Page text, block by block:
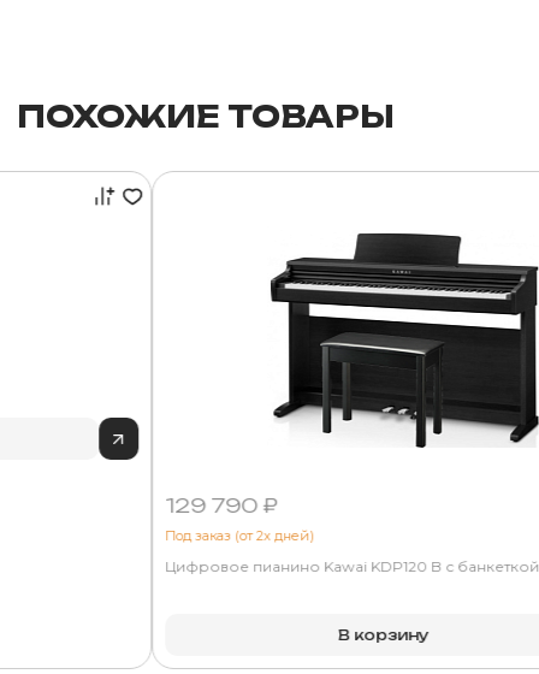
ПОХОЖИЕ ТОВАРЫ
129 790 ₽
Под заказ (от 2х дней)
Цифровое пианино Kawai KDP120 B с банкеткой
В корзину